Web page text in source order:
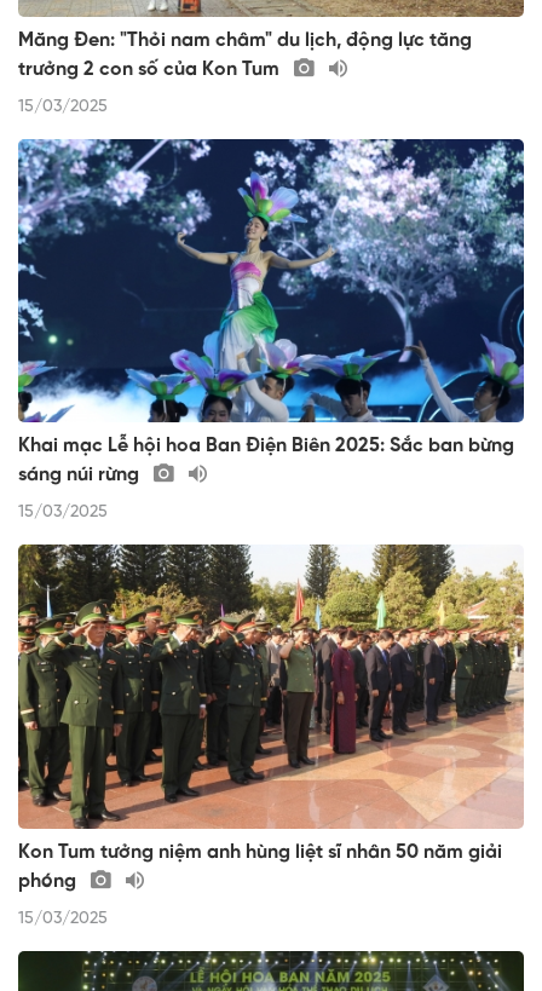
Măng Đen: "Thỏi nam châm" du lịch, động lực tăng
trưởng 2 con số của Kon Tum
15/03/2025
Khai mạc Lễ hội hoa Ban Điện Biên 2025: Sắc ban bừng
sáng núi rừng
15/03/2025
Kon Tum tưởng niệm anh hùng liệt sĩ nhân 50 năm giải
phóng
15/03/2025